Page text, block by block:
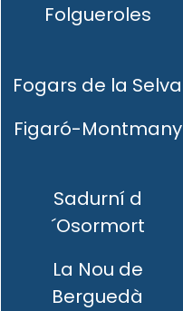
Folgueroles
Fogars de la Selva
Figaró-Montmany
Sadurní d
´Osormort
La Nou de
Berguedà